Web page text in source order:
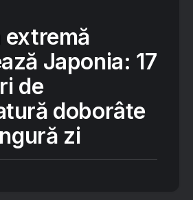
extremă
Japonia: 17
de
doborâte
zi